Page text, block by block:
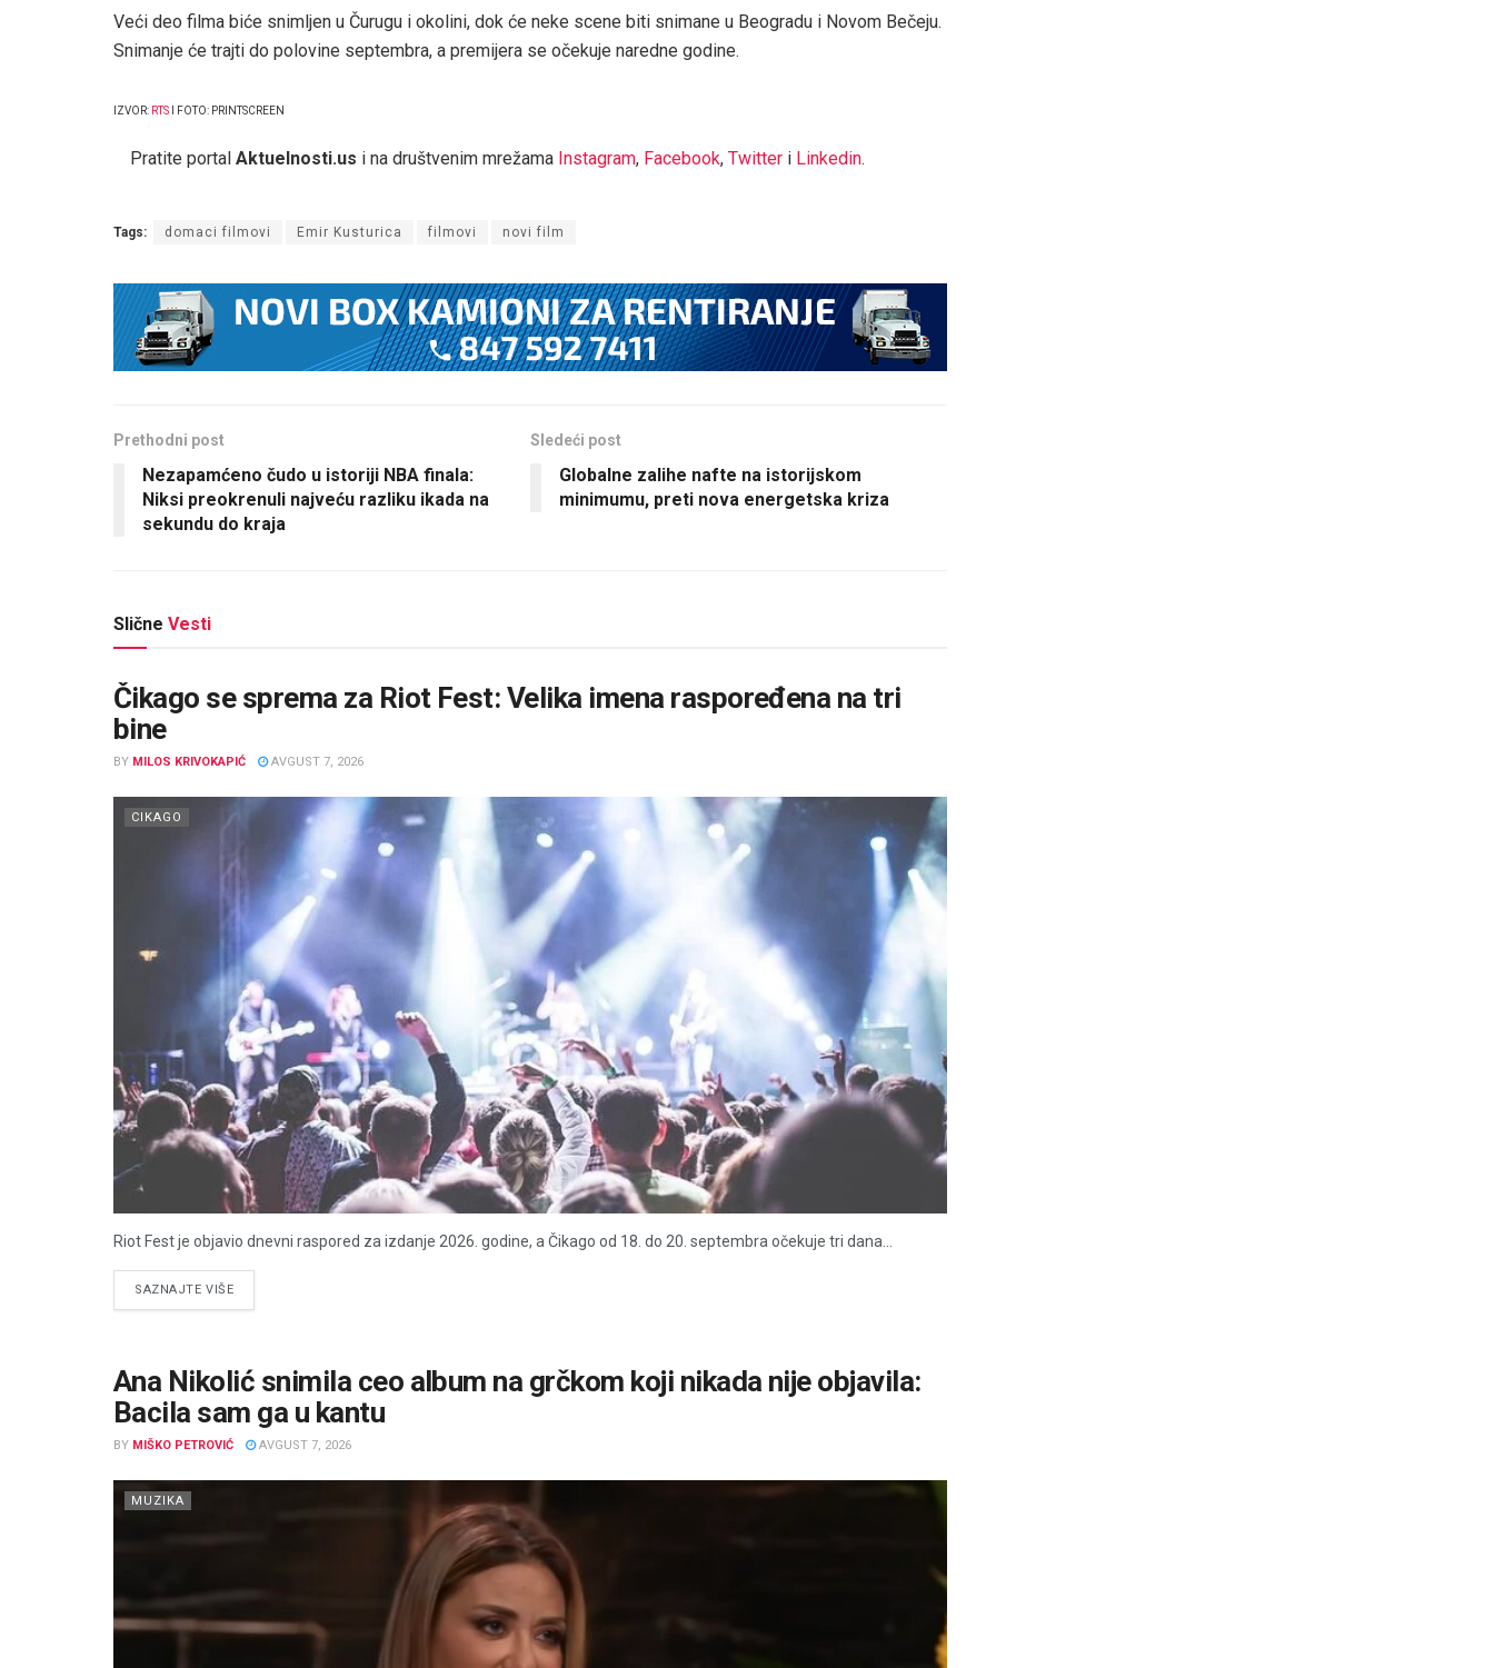
Veći deo filma biće snimljen u Čurugu i okolini, dok će neke scene biti snimane u Beogradu i Novom Bečeju.
Snimanje će trajti do polovine septembra, a premijera se očekuje naredne godine.
IZVOR: RTS I FOTO: PRINTSCREEN
Pratite portal Aktuelnosti.us i na društvenim mrežama Instagram, Facebook, Twitter i Linkedin.
Tags: domaci filmovi Emir Kusturica filmovi novi film
Prethodni post
Nezapamćeno čudo u istoriji NBA finala:
Niksi preokrenuli najveću razliku ikada na
sekundu do kraja
Sledeći post
Globalne zalihe nafte na istorijskom
minimumu, preti nova energetska kriza
Slične Vesti
Čikago se sprema za Riot Fest: Velika imena raspoređena na tri
bine
BY MILOS KRIVOKAPIĆ AVGUST 7, 2026
CIKAGO
Riot Fest je objavio dnevni raspored za izdanje 2026. godine, a Čikago od 18. do 20. septembra očekuje tri dana...
SAZNAJTE VIŠEDETAILS
Ana Nikolić snimila ceo album na grčkom koji nikada nije objavila:
Bacila sam ga u kantu
BY MIŠKO PETROVIĆ AVGUST 7, 2026
MUZIKA